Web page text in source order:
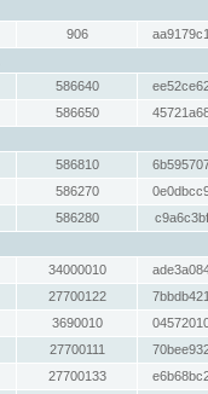
906
586640
586650
586810
586270
586280
34000010
27700122
3690010
27700111
27700133